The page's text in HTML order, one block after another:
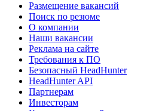
Размещение вакансий
Поиск по резюме
О компании
Наши вакансии
Реклама на сайте
Требования к ПО
Безопасный HeadHunter
HeadHunter API
Партнерам
Инвесторам